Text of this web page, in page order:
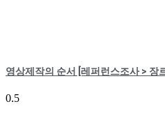
영상제작의 순서 [레퍼런스조사 > 장